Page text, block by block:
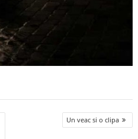
Un veac si o clipa